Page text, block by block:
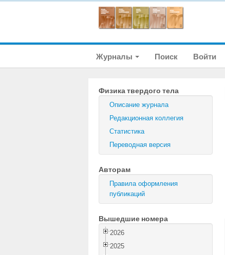
Журналы Поиск Войти
Физика твердого тела
Описание журнала
Редакционная коллегия
Статистика
Переводная версия
Авторам
Правила оформления
публикаций
Вышедшие номера
2026
2025